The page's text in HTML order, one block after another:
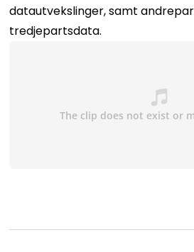
datautvekslinger, samt
tredjepartsdata.